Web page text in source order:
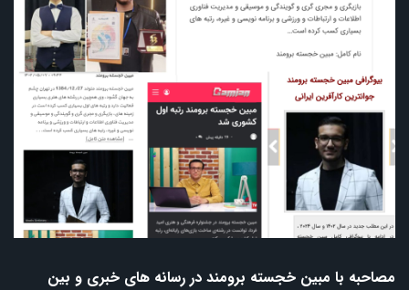
مصاحبه با مبین خجسته برومند در رسانه های خبری و بین